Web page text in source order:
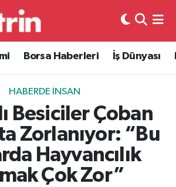
Borsa Haberleri İş Dünyası
HABERDE İNSAN
Besiciler Çoban
Zorlanıyor: “Bu
Hayvancılık
Çok Zor”
Durumu ve Fikstür